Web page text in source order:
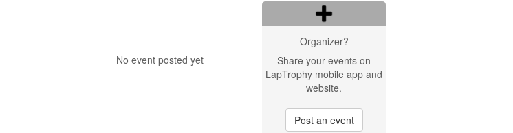
No event posted yet
Organizer?
Share your events on
LapTrophy mobile app and
website.
Post an event